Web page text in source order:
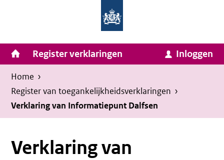
inhoud
van
Zaken
en
Koninkrijksrelaties
Homepage
van
Invulassistent
Toegankelijkheidsverklaring
Toegankelijkheidsverklaring
Hoofdnavigatie
Register verklaringen Inloggen
Kruimelpad
U
bevindt
zich
hier:
Home ›
Register van toegankelijkheids­verklaringen ›
Verklaring van Informatiepunt Dalfsen
Verklaring van